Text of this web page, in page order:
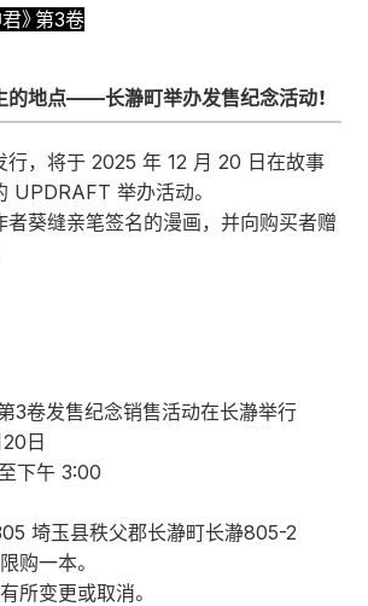
》第3卷
的地点——长瀞町举办发售纪念活动！
行，将于 2025 年 12 月 20 日在故事
UPDRAFT 举办活动。
者葵缝亲笔签名的漫画，并向购买者赠
3卷发售纪念销售活动在长瀞举行
日
下午 3:00
埼玉县秩父郡长瀞町长瀞805-2
购一本。
所变更或取消。